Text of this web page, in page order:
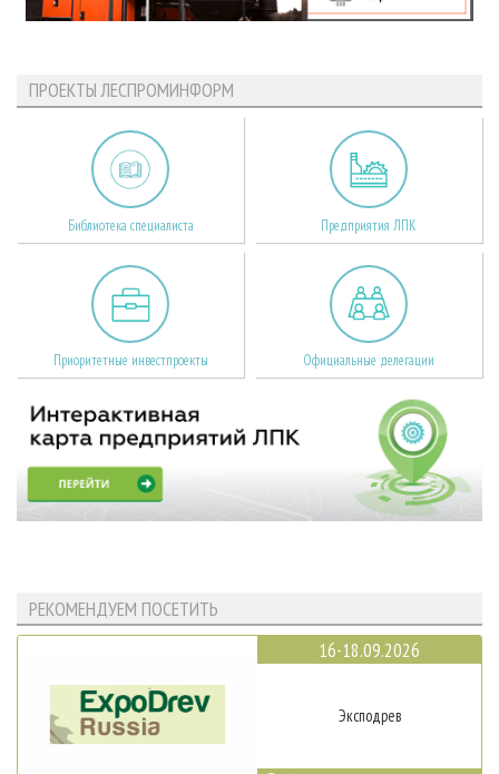
ПРОЕКТЫ ЛЕСПРОМИНФОРМ
Библиотека специалиста Предприятия ЛПК
Приоритетные инвестпроекты Официальные делегации
РЕКОМЕНДУЕМ ПОСЕТИТЬ
16-18.09.2026
Эксподрев